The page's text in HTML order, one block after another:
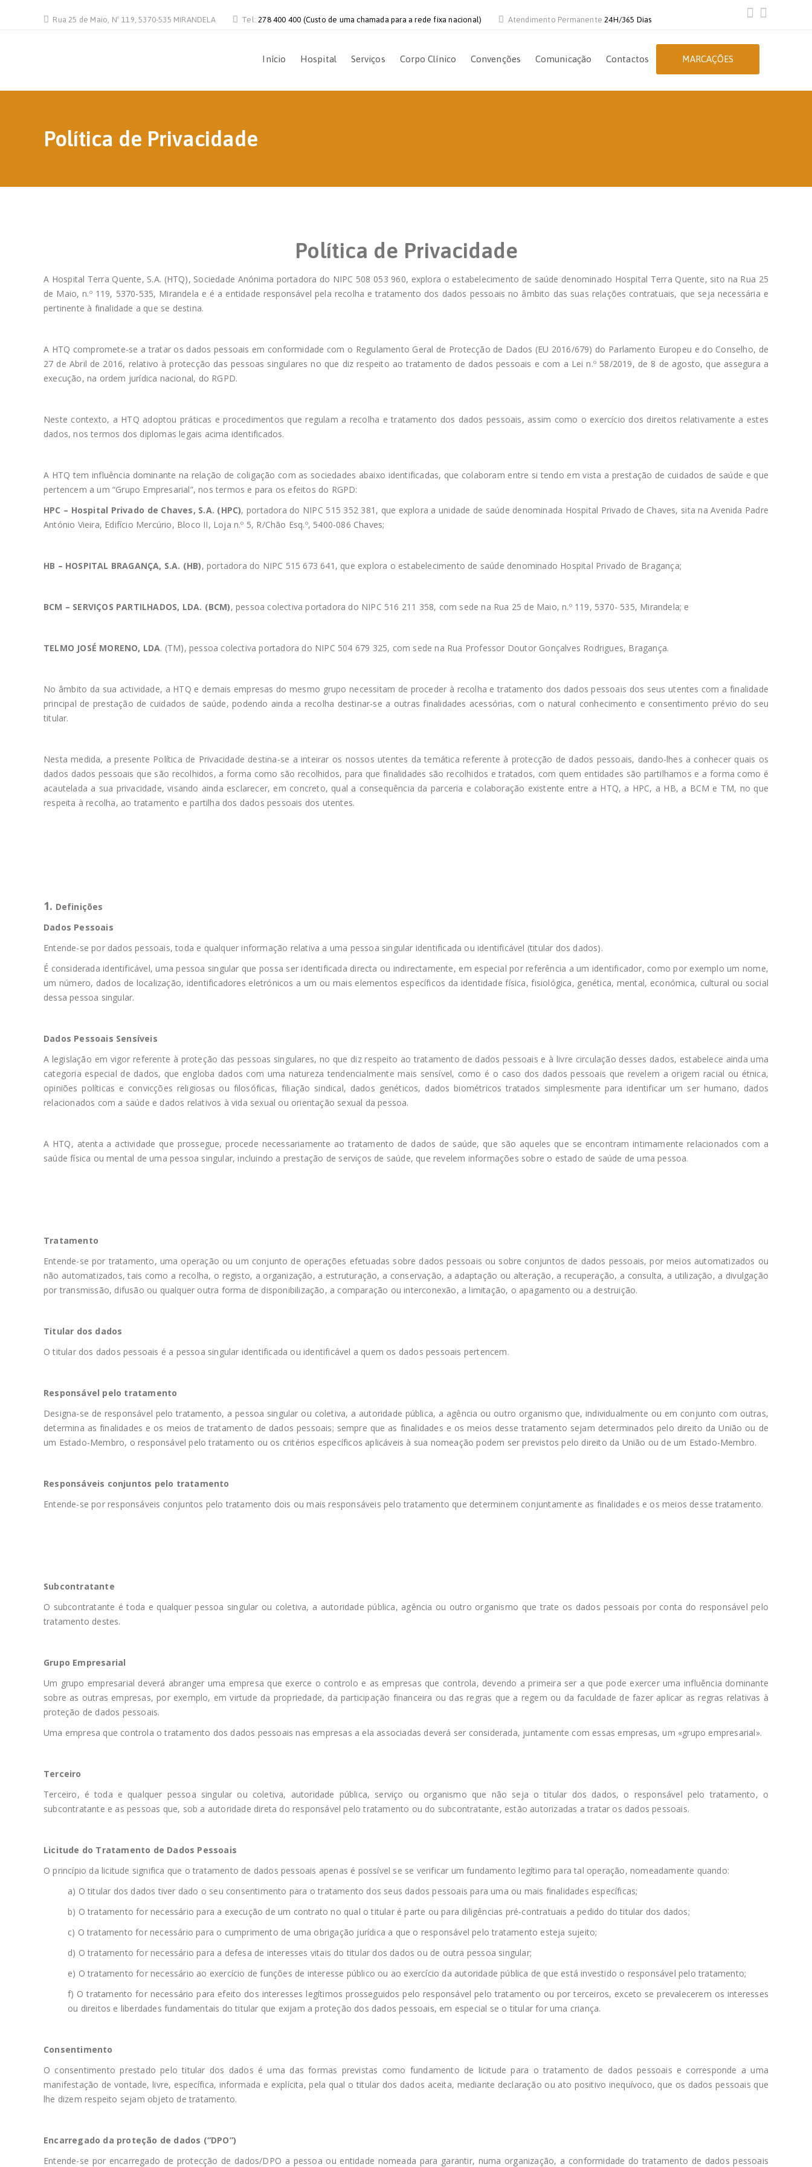
Rua 25 de Maio, Nº 119, 5370-535 MIRANDELA Tel:278 400 400 (Custo de uma chamada para a rede fixa nacional) Atendimento Permanente24H/365 Dias
Início Hospital Serviços Corpo Clínico Convenções Comunicação Contactos MARCAÇÕES
Política de Privacidade
Política de Privacidade
A Hospital Terra Quente, S.A. (HTQ), Sociedade Anónima portadora do NIPC 508 053 960, explora o estabelecimento de saúde denominado Hospital Terra Quente, sito na Rua 25
de Maio, n.º 119, 5370-535, Mirandela e é a entidade responsável pela recolha e tratamento dos dados pessoais no âmbito das suas relações contratuais, que seja necessária e
pertinente à finalidade a que se destina.
A HTQ compromete-se a tratar os dados pessoais em conformidade com o Regulamento Geral de Protecção de Dados (EU 2016/679) do Parlamento Europeu e do Conselho, de
27 de Abril de 2016, relativo à protecção das pessoas singulares no que diz respeito ao tratamento de dados pessoais e com a Lei n.º 58/2019, de 8 de agosto, que assegura a
execução, na ordem jurídica nacional, do RGPD.
Neste contexto, a HTQ adoptou práticas e procedimentos que regulam a recolha e tratamento dos dados pessoais, assim como o exercício dos direitos relativamente a estes
dados, nos termos dos diplomas legais acima identificados.
A HTQ tem influência dominante na relação de coligação com as sociedades abaixo identificadas, que colaboram entre si tendo em vista a prestação de cuidados de saúde e que
pertencem a um “Grupo Empresarial”, nos termos e para os efeitos do RGPD:
HPC – Hospital Privado de Chaves, S.A. (HPC), portadora do NIPC 515 352 381, que explora a unidade de saúde denominada Hospital Privado de Chaves, sita na Avenida Padre
António Vieira, Edifício Mercúrio, Bloco II, Loja n.º 5, R/Chão Esq.º, 5400-086 Chaves;
HB – HOSPITAL BRAGANÇA, S.A. (HB), portadora do NIPC 515 673 641, que explora o estabelecimento de saúde denominado Hospital Privado de Bragança;
BCM – SERVIÇOS PARTILHADOS, LDA. (BCM), pessoa colectiva portadora do NIPC 516 211 358, com sede na Rua 25 de Maio, n.º 119, 5370- 535, Mirandela; e
TELMO JOSÉ MORENO, LDA. (TM), pessoa colectiva portadora do NIPC 504 679 325, com sede na Rua Professor Doutor Gonçalves Rodrigues, Bragança.
No âmbito da sua actividade, a HTQ e demais empresas do mesmo grupo necessitam de proceder à recolha e tratamento dos dados pessoais dos seus utentes com a finalidade
principal de prestação de cuidados de saúde, podendo ainda a recolha destinar-se a outras finalidades acessórias, com o natural conhecimento e consentimento prévio do seu
titular.
Nesta medida, a presente Política de Privacidade destina-se a inteirar os nossos utentes da temática referente à protecção de dados pessoais, dando-lhes a conhecer quais os
dados dados pessoais que são recolhidos, a forma como são recolhidos, para que finalidades são recolhidos e tratados, com quem entidades são partilhamos e a forma como é
acautelada a sua privacidade, visando ainda esclarecer, em concreto, qual a consequência da parceria e colaboração existente entre a HTQ, a HPC, a HB, a BCM e TM, no que
respeita à recolha, ao tratamento e partilha dos dados pessoais dos utentes.
1. Definições
Dados Pessoais
Entende-se por dados pessoais, toda e qualquer informação relativa a uma pessoa singular identificada ou identificável (titular dos dados).
É considerada identificável, uma pessoa singular que possa ser identificada directa ou indirectamente, em especial por referência a um identificador, como por exemplo um nome,
um número, dados de localização, identificadores eletrónicos a um ou mais elementos específicos da identidade física, fisiológica, genética, mental, económica, cultural ou social
dessa pessoa singular.
Dados Pessoais Sensíveis
A legislação em vigor referente à proteção das pessoas singulares, no que diz respeito ao tratamento de dados pessoais e à livre circulação desses dados, estabelece ainda uma
categoria especial de dados, que engloba dados com uma natureza tendencialmente mais sensível, como é o caso dos dados pessoais que revelem a origem racial ou étnica,
opiniões políticas e convicções religiosas ou filosóficas, filiação sindical, dados genéticos, dados biométricos tratados simplesmente para identificar um ser humano, dados
relacionados com a saúde e dados relativos à vida sexual ou orientação sexual da pessoa.
A HTQ, atenta a actividade que prossegue, procede necessariamente ao tratamento de dados de saúde, que são aqueles que se encontram intimamente relacionados com a
saúde física ou mental de uma pessoa singular, incluindo a prestação de serviços de saúde, que revelem informações sobre o estado de saúde de uma pessoa.
Tratamento
Entende-se por tratamento, uma operação ou um conjunto de operações efetuadas sobre dados pessoais ou sobre conjuntos de dados pessoais, por meios automatizados ou
não automatizados, tais como a recolha, o registo, a organização, a estruturação, a conservação, a adaptação ou alteração, a recuperação, a consulta, a utilização, a divulgação
por transmissão, difusão ou qualquer outra forma de disponibilização, a comparação ou interconexão, a limitação, o apagamento ou a destruição.
Titular dos dados
O titular dos dados pessoais é a pessoa singular identificada ou identificável a quem os dados pessoais pertencem.
Responsável pelo tratamento
Designa-se de responsável pelo tratamento, a pessoa singular ou coletiva, a autoridade pública, a agência ou outro organismo que, individualmente ou em conjunto com outras,
determina as finalidades e os meios de tratamento de dados pessoais; sempre que as finalidades e os meios desse tratamento sejam determinados pelo direito da União ou de
um Estado-Membro, o responsável pelo tratamento ou os critérios específicos aplicáveis à sua nomeação podem ser previstos pelo direito da União ou de um Estado-Membro.
Responsáveis conjuntos pelo tratamento
Entende-se por responsáveis conjuntos pelo tratamento dois ou mais responsáveis pelo tratamento que determinem conjuntamente as finalidades e os meios desse tratamento.
Subcontratante
O subcontratante é toda e qualquer pessoa singular ou coletiva, a autoridade pública, agência ou outro organismo que trate os dados pessoais por conta do responsável pelo
tratamento destes.
Grupo Empresarial
Um grupo empresarial deverá abranger uma empresa que exerce o controlo e as empresas que controla, devendo a primeira ser a que pode exercer uma influência dominante
sobre as outras empresas, por exemplo, em virtude da propriedade, da participação financeira ou das regras que a regem ou da faculdade de fazer aplicar as regras relativas à
proteção de dados pessoais.
Uma empresa que controla o tratamento dos dados pessoais nas empresas a ela associadas deverá ser considerada, juntamente com essas empresas, um «grupo empresarial».
Terceiro
Terceiro, é toda e qualquer pessoa singular ou coletiva, autoridade pública, serviço ou organismo que não seja o titular dos dados, o responsável pelo tratamento, o
subcontratante e as pessoas que, sob a autoridade direta do responsável pelo tratamento ou do subcontratante, estão autorizadas a tratar os dados pessoais.
Licitude do Tratamento de Dados Pessoais
O princípio da licitude significa que o tratamento de dados pessoais apenas é possível se se verificar um fundamento legítimo para tal operação, nomeadamente quando:
a) O titular dos dados tiver dado o seu consentimento para o tratamento dos seus dados pessoais para uma ou mais finalidades específicas;
b) O tratamento for necessário para a execução de um contrato no qual o titular é parte ou para diligências pré-contratuais a pedido do titular dos dados;
c) O tratamento for necessário para o cumprimento de uma obrigação jurídica a que o responsável pelo tratamento esteja sujeito;
d) O tratamento for necessário para a defesa de interesses vitais do titular dos dados ou de outra pessoa singular;
e) O tratamento for necessário ao exercício de funções de interesse público ou ao exercício da autoridade pública de que está investido o responsável pelo tratamento;
f) O tratamento for necessário para efeito dos interesses legítimos prosseguidos pelo responsável pelo tratamento ou por terceiros, exceto se prevalecerem os interesses
ou direitos e liberdades fundamentais do titular que exijam a proteção dos dados pessoais, em especial se o titular for uma criança.
Consentimento
O consentimento prestado pelo titular dos dados é uma das formas previstas como fundamento de licitude para o tratamento de dados pessoais e corresponde a uma
manifestação de vontade, livre, específica, informada e explícita, pela qual o titular dos dados aceita, mediante declaração ou ato positivo inequívoco, que os dados pessoais que
lhe dizem respeito sejam objeto de tratamento.
Encarregado da proteção de dados (“DPO”)
Entende-se por encarregado de protecção de dados/DPO a pessoa ou entidade nomeada para garantir, numa organização, a conformidade do tratamento de dados pessoais